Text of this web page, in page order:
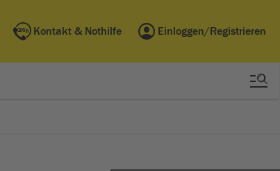
Kontakt & Nothilfe Einloggen/Registrieren